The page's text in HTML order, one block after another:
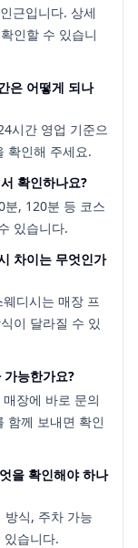
근입니다. 상세
인할 수 있습니
은 어떻게 되나
시간 영업 기준으
확인해 주세요.
확인하나요?
, 120분 등 코스
있습니다.
차이는 무엇인가
디시는 매장 프
이 달라질 수 있
능한가요?
장에 바로 문의
함께 보내면 확인
을 확인해야 하나
방식, 주차 가능
있습니다.